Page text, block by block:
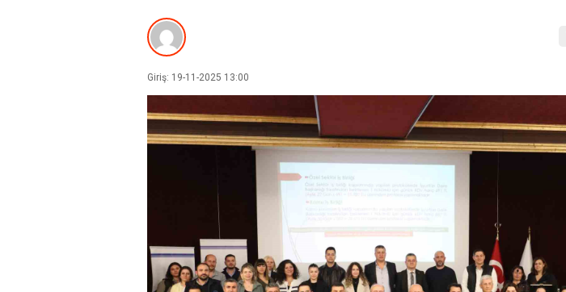
Giriş: 19-11-2025 13:00